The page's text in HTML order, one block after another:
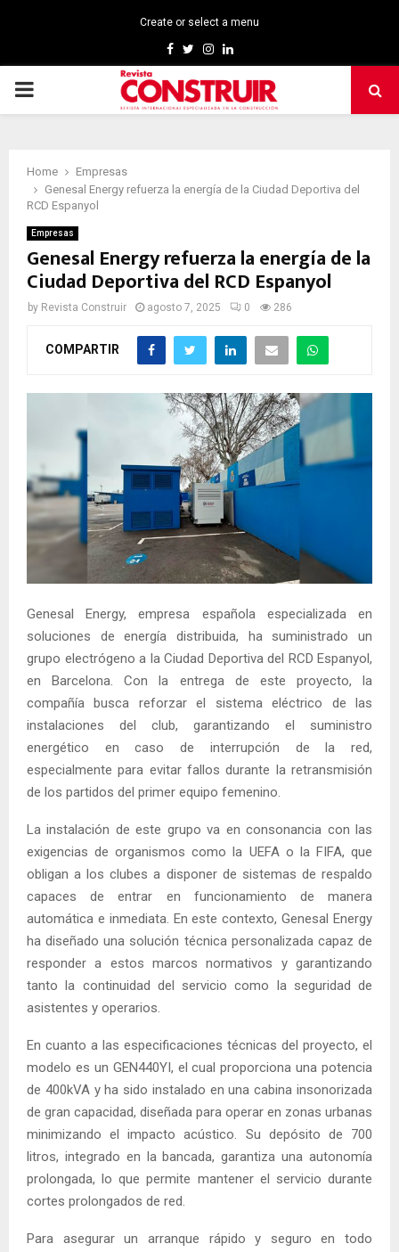
Create or select a menu
Facebook
TwitterInstagram
Linkedin
PRIMARY
Home
Empresas
Genesal Energy refuerza la energía de la Ciudad Deportiva del
RCD Espanyol
Empresas
Genesal Energy refuerza la energía de la
Ciudad Deportiva del RCD Espanyol
by Revista Construir agosto 7, 2025 0 286
COMPARTIR
Genesal Energy, empresa española especializada en
soluciones de energía distribuida, ha suministrado un
grupo electrógeno a la Ciudad Deportiva del RCD Espanyol,
en Barcelona. Con la entrega de este proyecto, la
compañía busca reforzar el sistema eléctrico de las
instalaciones del club, garantizando el suministro
energético en caso de interrupción de la red,
especialmente para evitar fallos durante la retransmisión
de los partidos del primer equipo femenino.
La instalación de este grupo va en consonancia con las
exigencias de organismos como la UEFA o la FIFA, que
obligan a los clubes a disponer de sistemas de respaldo
capaces de entrar en funcionamiento de manera
automática e inmediata. En este contexto, Genesal Energy
ha diseñado una solución técnica personalizada capaz de
responder a estos marcos normativos y garantizando
tanto la continuidad del servicio como la seguridad de
asistentes y operarios.
En cuanto a las especificaciones técnicas del proyecto, el
modelo es un GEN440YI, el cual proporciona una potencia
de 400kVA y ha sido instalado en una cabina insonorizada
de gran capacidad, diseñada para operar en zonas urbanas
minimizando el impacto acústico. Su depósito de 700
litros, integrado en la bancada, garantiza una autonomía
prolongada, lo que permite mantener el servicio durante
cortes prolongados de red.
Para asegurar un arranque rápido y seguro en todo